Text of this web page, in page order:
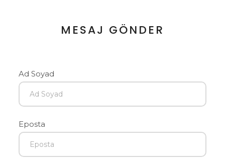
MESAJ GÖNDER
Ad Soyad
Eposta